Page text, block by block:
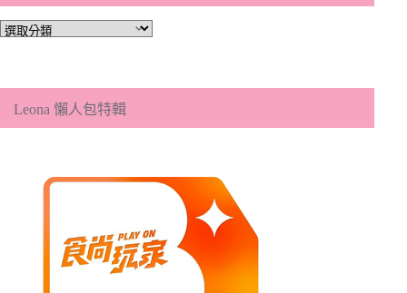
文
類
Leona 懶人包特輯